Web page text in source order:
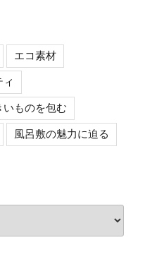
エコ素材
ィ
いものを包む
風呂敷の魅力に迫る